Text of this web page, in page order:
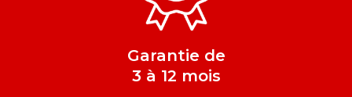
Garantie de
3 à 12 mois